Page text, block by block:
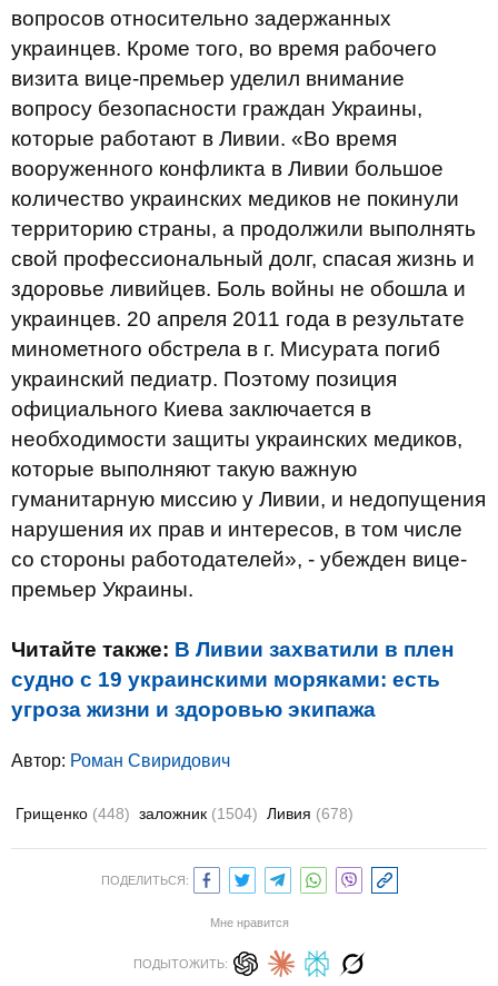
вопросов относительно задержанных
украинцев. Кроме того, во время рабочего
визита вице-премьер уделил внимание
вопросу безопасности граждан Украины,
которые работают в Ливии. «Во время
вооруженного конфликта в Ливии большое
количество украинских медиков не покинули
территорию страны, а продолжили выполнять
свой профессиональный долг, спасая жизнь и
здоровье ливийцев. Боль войны не обошла и
украинцев. 20 апреля 2011 года в результате
минометного обстрела в г. Мисурата погиб
украинский педиатр. Поэтому позиция
официального Киева заключается в
необходимости защиты украинских медиков,
которые выполняют такую важную
гуманитарную миссию у Ливии, и недопущения
нарушения их прав и интересов, в том числе
со стороны работодателей», - убежден вице-
премьер Украины.
Читайте также: В Ливии захватили в плен
судно с 19 украинскими моряками: есть
угроза жизни и здоровью экипажа
Автор: Роман Свиридович
Грищенко (448) заложник (1504) Ливия (678)
ПОДЕЛИТЬСЯ:
Мне нравится
ПОДЫТОЖИТЬ: